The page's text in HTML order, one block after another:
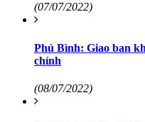
(07/07/2022)
Phú Bình: Giao ban
chính
(08/07/2022)